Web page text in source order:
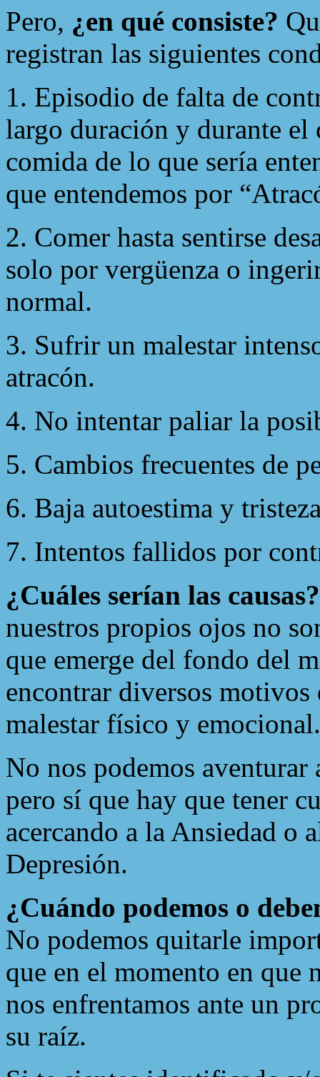
Pero, ¿en qué consiste?
registran las siguientes
1. Episodio de falta de
largo duración y durante el
comida de lo que sería
que entendemos por
2. Comer hasta sentirse
solo por vergüenza o
normal.
3. Sufrir un malestar
atracón.
4. No intentar paliar la
5. Cambios frecuentes de
6. Baja autoestima y
7. Intentos fallidos por
¿Cuáles serían las causas?
nuestros propios ojos no
que emerge del fondo del
encontrar diversos motivos
malestar físico y emocional.
No nos podemos
pero sí que hay que tener
acercando a la Ansiedad o
Depresión.
¿Cuándo podemos o
No podemos quitarle
que en el momento en que
nos enfrentamos ante un
su raíz.